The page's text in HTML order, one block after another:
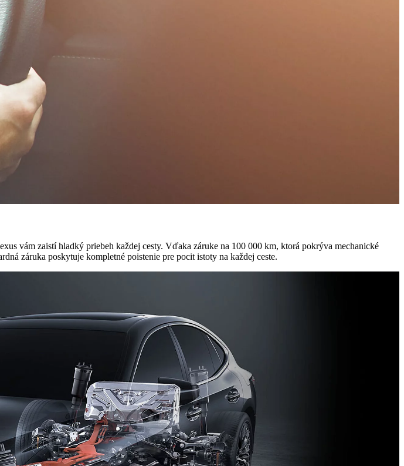
vám zaistí hladký priebeh každej cesty. Vďaka záruke na 100 000 km, ktorá pokrýva mechanické
záruka poskytuje kompletné poistenie pre pocit istoty na každej ceste.